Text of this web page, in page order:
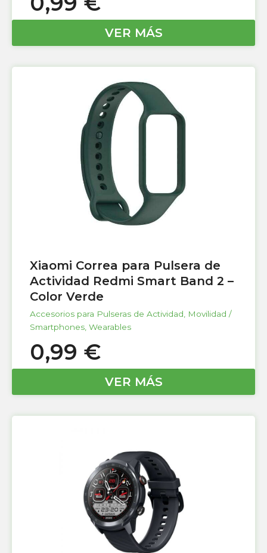
VER MÁS
Xiaomi Correa para Pulsera de
Actividad Redmi Smart Band 2 –
Color Verde
Accesorios para Pulseras de Actividad
Movilidad /
Smartphones Wearables
0,99 €
VER MÁS